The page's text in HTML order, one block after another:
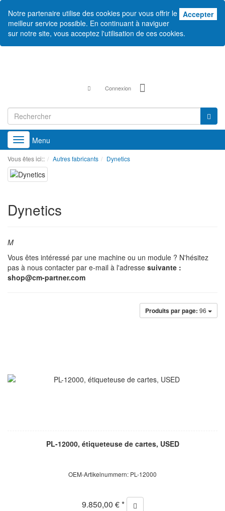
Accepter
Notre partenaire utilise des cookies pour vous offrir le
meilleur service possible. En continuant à naviguer
sur notre site, vous acceptez l'utilisation de ces cookies.
Connexion
Toggle
navigation
Menu
Vous êtes ici:: Autres fabricants Dynetics
Dynetics
M
Vous êtes intéressé par une machine ou un module ? N'hésitez
pas à nous contacter par e-mail à l'adresse suivante :
shop@cm-partner.com
Produits par page: 96
PL-12000, étiqueteuse de cartes, USED
OEM-Artikelnummern: PL-12000
9.850,00 € *